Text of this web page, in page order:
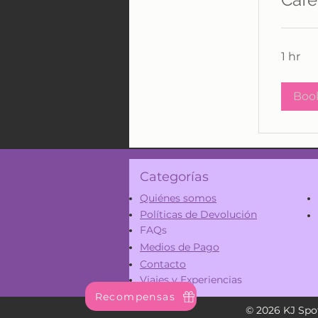
1 hr
Categorías
Quiénes somos
Políticas de Devolución
FAQs
Medios de Pago
Contacto
Viajes y Experiencias
Recompensas
© 2026 KJ